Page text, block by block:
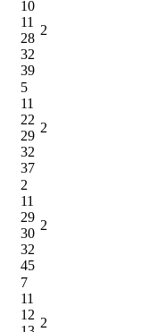
10
11
28
32
39
2
5
11
22
29
32
37
2
2
11
29
30
32
45
2
7
11
12
2